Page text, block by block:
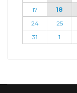
17
18
24
25
31
1